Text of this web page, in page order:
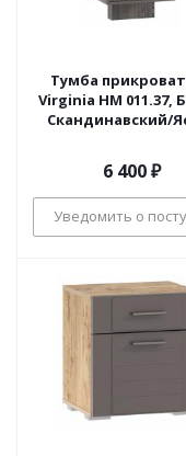
Тумба
Virginia НМ 011.37,
Скандинавский/
6 400₽
Уведомить о